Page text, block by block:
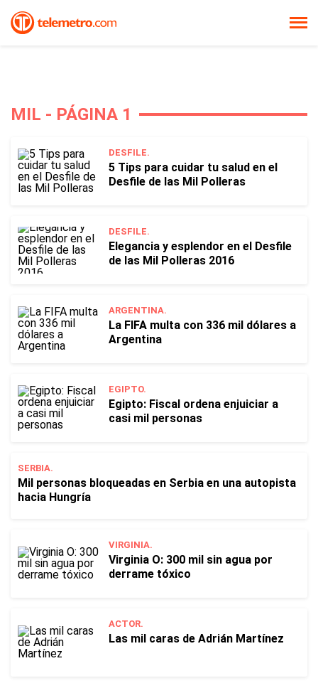
MIL - PÁGINA 1
DESFILE.
5 Tips para cuidar tu salud en el
Desfile de las Mil Polleras
DESFILE.
Elegancia y esplendor en el Desfile
de las Mil Polleras 2016
ARGENTINA.
La FIFA multa con 336 mil dólares a
Argentina
EGIPTO.
Egipto: Fiscal ordena enjuiciar a
casi mil personas
SERBIA.
Mil personas bloqueadas en Serbia en una autopista
hacia Hungría
VIRGINIA.
Virginia O: 300 mil sin agua por
derrame tóxico
ACTOR.
Las mil caras de Adrián Martínez